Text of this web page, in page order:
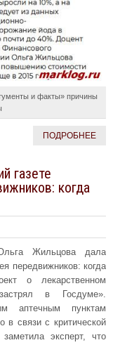
и факты» причины
ПОДРОБНЕЕ
газете
когда
Жильцова дала
передвижников: когда
о лекарственном
в Госдуме».
аптечным пунктам
в связи с критической
эксперт, что